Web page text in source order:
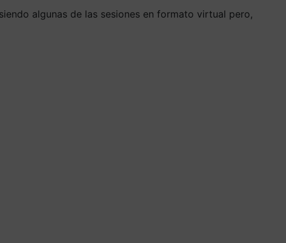
algunas de las sesiones en formato virtual pero,